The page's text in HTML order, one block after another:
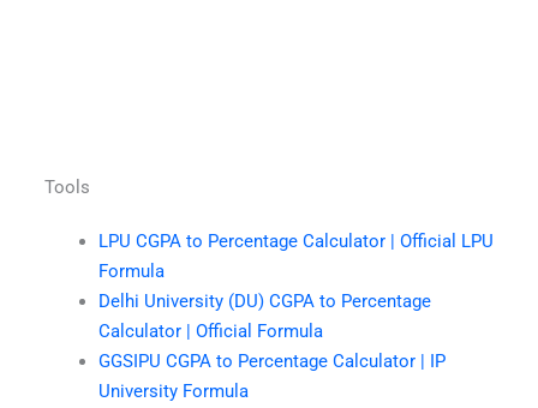
Tools
LPU CGPA to Percentage Calculator | Official LPU
Formula
Delhi University (DU) CGPA to Percentage
Calculator | Official Formula
GGSIPU CGPA to Percentage Calculator | IP
University Formula